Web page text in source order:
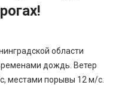
области
дождь. Ветер
местами порывы 12 м/с.